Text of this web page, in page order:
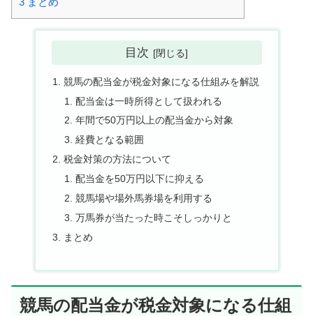
目次
競馬の配当金が税金対象になる仕組みを解説
配当金は一時所得として扱われる
年間で50万円以上の配当金から対象
経費となる範囲
税金対策の方法について
配当金を50万円以下に抑える
競馬場や場外馬券場を利用する
万馬券が当たった時こそしっかりと
まとめ
競馬の配当金が税金対象になる仕組